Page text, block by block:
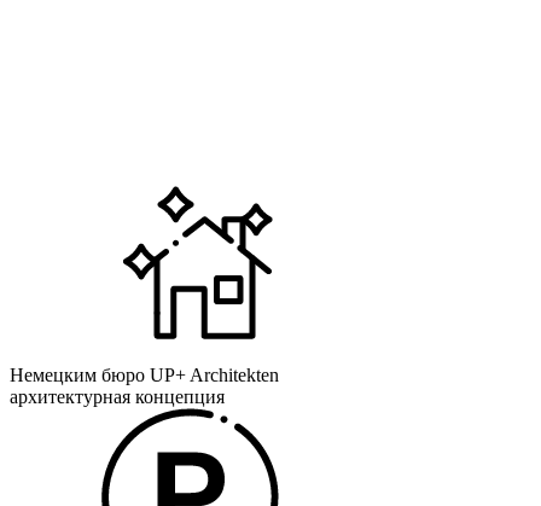
Немецким бюро UP+ Architekten
архитектурная концепция